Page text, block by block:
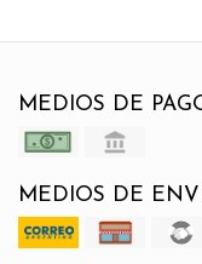
MEDIOS DE
MEDIOS DE